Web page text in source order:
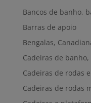
Bancos de banho,
Barras de apoio
Bengalas,
Cadeiras de
Cadeiras de rodas
Cadeiras de rodas